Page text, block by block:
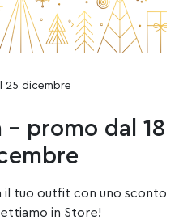
25 dicembre
promo dal 18
il tuo outfit con uno sconto
in Store!